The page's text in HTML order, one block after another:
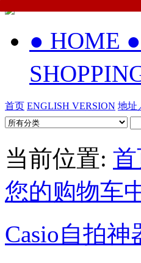
● HOME
首页 ENGLISH VERSION 地址
当前位置:
您的购物车
Casio自拍神